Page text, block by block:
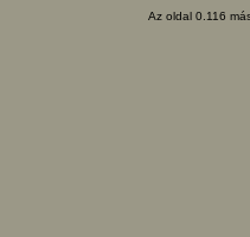
Az oldal 0.116